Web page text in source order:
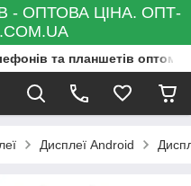
- ОПТОВА ЦІНА. ОПТ-
та планшетів оптом
Дисплеї Android